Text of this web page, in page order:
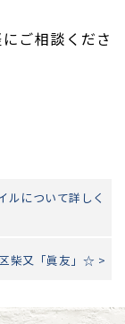
ご相談くださ
ルについて詳しく
柴又「眞友」☆ >